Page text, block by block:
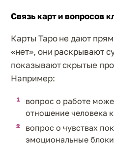
Связь карт и вопросов
Карты Таро не дают
«нет», они раскрывают
показывают скрытые
Например:
вопрос о работе
отношение человека
вопрос о чувствах
эмоциональные